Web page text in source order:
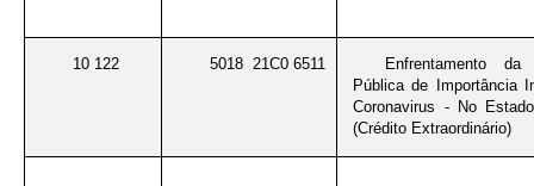
10 122 5018 21C0 6511
Enfrentamento
Pública de Importância
Coronavirus - No
(Crédito Extraordinário)